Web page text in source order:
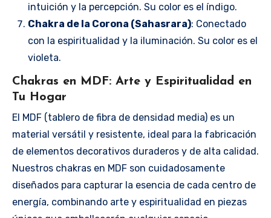
intuición y la percepción. Su color es el índigo.
Chakra de la Corona (Sahasrara): Conectado
con la espiritualidad y la iluminación. Su color es el
violeta.
Chakras en MDF: Arte y Espiritualidad en
Tu Hogar
El MDF (tablero de fibra de densidad media) es un
material versátil y resistente, ideal para la fabricación
de elementos decorativos duraderos y de alta calidad.
Nuestros chakras en MDF son cuidadosamente
diseñados para capturar la esencia de cada centro de
energía, combinando arte y espiritualidad en piezas